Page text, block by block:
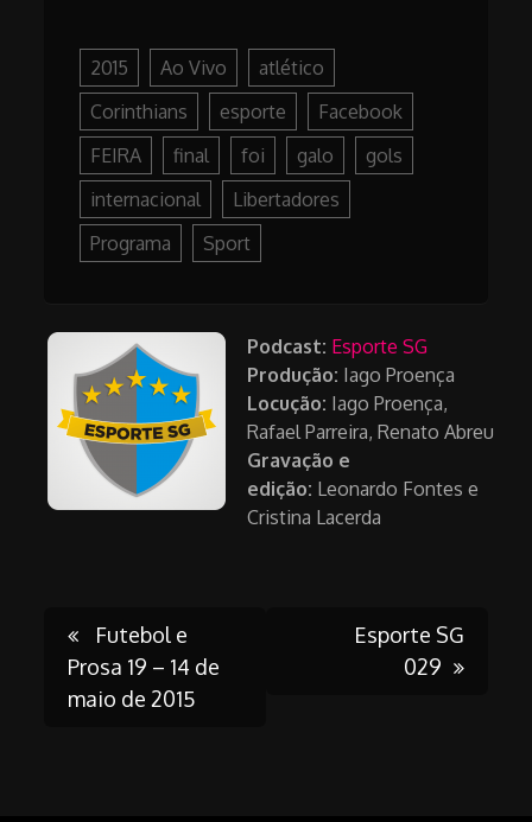
2015 Ao Vivo
atlético
Corinthians
esporte
Facebook
FEIRA
final foi galo
gols
internacional
Libertadores
Programa
Sport
Podcast: Esporte SG
Produção: Iago Proença
Locução: Iago Proença,
Rafael Parreira, Renato Abreu
Gravação e
edição: Leonardo Fontes e
Cristina Lacerda
Post
Futebol e
Prosa 19 – 14 de
maio de 2015
Esporte SG
029